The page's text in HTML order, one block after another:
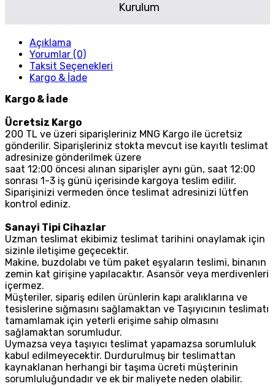
Kurulum
Açıklama
Yorumlar (0)
Taksit Seçenekleri
Kargo & İade
Kargo & İade
Ücretsiz Kargo
200 TL ve üzeri siparişleriniz MNG Kargo ile ücretsiz
gönderilir. Siparişleriniz stokta mevcut ise kayıtlı teslimat
adresinize gönderilmek üzere
saat 12:00 öncesi alınan siparişler aynı gün, saat 12:00
sonrası 1-3 iş günü içerisinde kargoya teslim edilir.
Siparişinizi vermeden önce teslimat adresinizi lütfen
kontrol ediniz.
Sanayi Tipi Cihazlar
Uzman teslimat ekibimiz teslimat tarihini onaylamak için
sizinle iletişime geçecektir.
Makine, buzdolabı ve tüm paket eşyaların teslimi, binanın
zemin kat girişine yapılacaktır. Asansör veya merdivenleri
içermez.
Müşteriler, sipariş edilen ürünlerin kapı aralıklarına ve
tesislerine sığmasını sağlamaktan ve Taşıyıcının teslimatı
tamamlamak için yeterli erişime sahip olmasını
sağlamaktan sorumludur.
Uymazsa veya taşıyıcı teslimat yapamazsa sorumluluk
kabul edilmeyecektir. Durdurulmuş bir teslimattan
kaynaklanan herhangi bir taşıma ücreti müşterinin
sorumluluğundadır ve ek bir maliyete neden olabilir.